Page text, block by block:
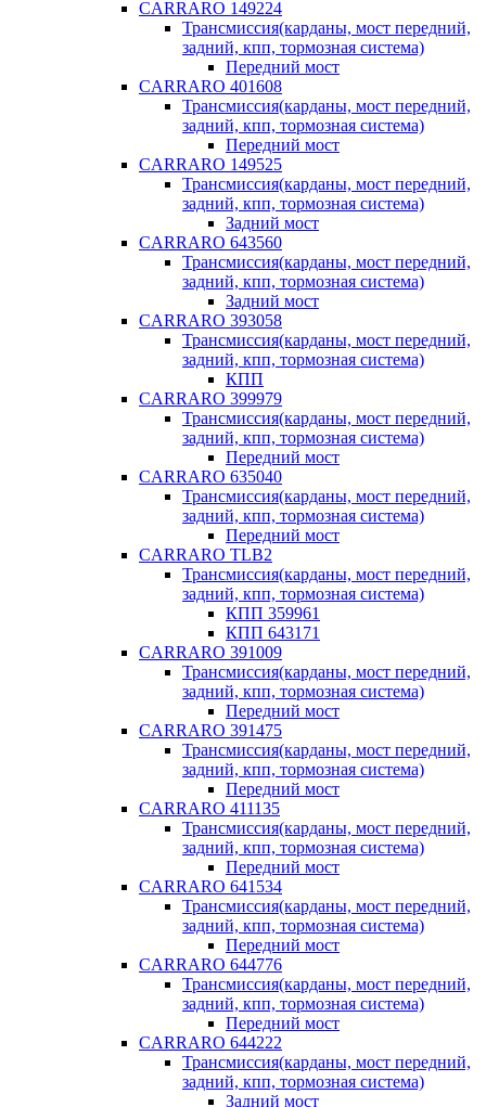
CARRARO 149224
Трансмиссия(карданы, мост передний,
задний, кпп, тормозная система)
Передний мост
CARRARO 401608
Трансмиссия(карданы, мост передний,
задний, кпп, тормозная система)
Передний мост
CARRARO 149525
Трансмиссия(карданы, мост передний,
задний, кпп, тормозная система)
Задний мост
CARRARO 643560
Трансмиссия(карданы, мост передний,
задний, кпп, тормозная система)
Задний мост
CARRARO 393058
Трансмиссия(карданы, мост передний,
задний, кпп, тормозная система)
КПП
CARRARO 399979
Трансмиссия(карданы, мост передний,
задний, кпп, тормозная система)
Передний мост
CARRARO 635040
Трансмиссия(карданы, мост передний,
задний, кпп, тормозная система)
Передний мост
CARRARO TLB2
Трансмиссия(карданы, мост передний,
задний, кпп, тормозная система)
КПП 359961
КПП 643171
CARRARO 391009
Трансмиссия(карданы, мост передний,
задний, кпп, тормозная система)
Передний мост
CARRARO 391475
Трансмиссия(карданы, мост передний,
задний, кпп, тормозная система)
Передний мост
CARRARO 411135
Трансмиссия(карданы, мост передний,
задний, кпп, тормозная система)
Передний мост
CARRARO 641534
Трансмиссия(карданы, мост передний,
задний, кпп, тормозная система)
Передний мост
CARRARO 644776
Трансмиссия(карданы, мост передний,
задний, кпп, тормозная система)
Передний мост
CARRARO 644222
Трансмиссия(карданы, мост передний,
задний, кпп, тормозная система)
Задний мост